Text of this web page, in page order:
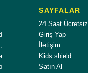
SAYFALAR
24 Saat Ücretsiz
Giriş Yap
İletişim
Kids shield
Satın Al